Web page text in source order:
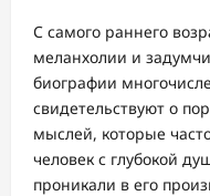
С самого раннего
меланхолии и
биографии
свидетельствуют о
мыслей, которые
человек с глубокой
проникали в его